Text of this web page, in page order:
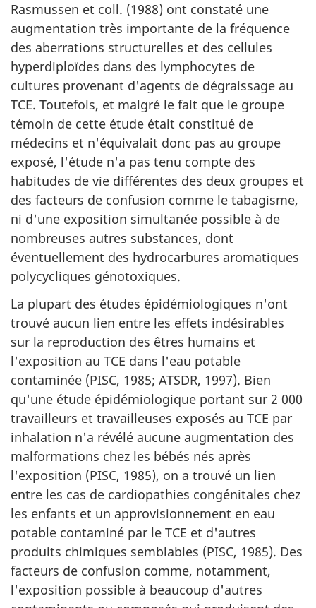
Rasmussen et coll. (1988) ont constaté une
augmentation très importante de la fréquence
des aberrations structurelles et des cellules
hyperdiploïdes dans des lymphocytes de
cultures provenant d'agents de dégraissage au
TCE. Toutefois, et malgré le fait que le groupe
témoin de cette étude était constitué de
médecins et n'équivalait donc pas au groupe
exposé, l'étude n'a pas tenu compte des
habitudes de vie différentes des deux groupes et
des facteurs de confusion comme le tabagisme,
ni d'une exposition simultanée possible à de
nombreuses autres substances, dont
éventuellement des hydrocarbures aromatiques
polycycliques génotoxiques.
La plupart des études épidémiologiques n'ont
trouvé aucun lien entre les effets indésirables
sur la reproduction des êtres humains et
l'exposition au TCE dans l'eau potable
contaminée (PISC, 1985; ATSDR, 1997). Bien
qu'une étude épidémiologique portant sur 2 000
travailleurs et travailleuses exposés au TCE par
inhalation n'a révélé aucune augmentation des
malformations chez les bébés nés après
l'exposition (PISC, 1985), on a trouvé un lien
entre les cas de cardiopathies congénitales chez
les enfants et un approvisionnement en eau
potable contaminé par le TCE et d'autres
produits chimiques semblables (PISC, 1985). Des
facteurs de confusion comme, notamment,
l'exposition possible à beaucoup d'autres